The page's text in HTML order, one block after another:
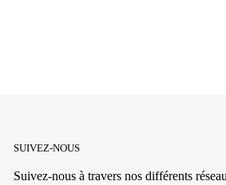
SUIVEZ-NOUS
Suivez-nous à travers nos différents